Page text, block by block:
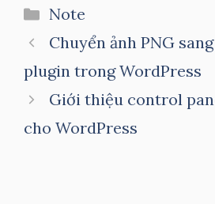
Danh
mục
Note
Chuyển ảnh PNG
plugin trong WordPress
Giới thiệu control
cho WordPress